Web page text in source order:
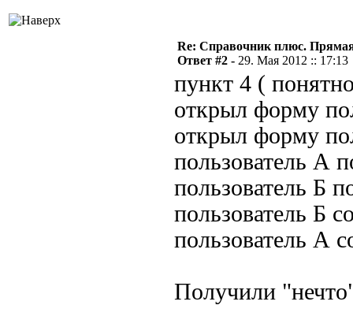
Re: Справочник плюс.
Ответ #2 - 29. Мая 2012 :: 17:13
пункт 4 (
открыл форму
открыл форму
пользователь А
пользователь Б
пользователь Б
пользователь А
Получили